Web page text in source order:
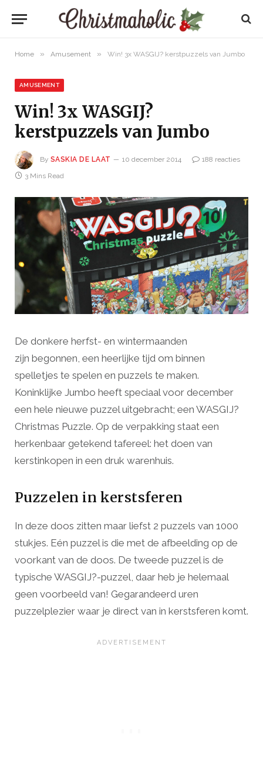
Home » Amusement » Win! 3x WASGIJ? kerstpuzzels van Jumbo
AMUSEMENT
Win! 3x WASGIJ?
kerstpuzzels van Jumbo
By SASKIA DE LAAT 10 december 2014
188 reacties
3 Mins Read
De donkere herfst- en wintermaanden
zijn begonnen, een heerlijke tijd om binnen
spelletjes te spelen en puzzels te maken.
Koninklijke Jumbo heeft speciaal voor december
een hele nieuwe puzzel uitgebracht; een WASGIJ?
Christmas Puzzle. Op de verpakking staat een
herkenbaar getekend tafereel: het doen van
kerstinkopen in een druk warenhuis.
Puzzelen in kerstsferen
In deze doos zitten maar liefst 2 puzzels van 1000
stukjes. Eén puzzel is die met de afbeelding op de
voorkant van de doos. De tweede puzzel is de
typische WASGIJ?-puzzel, daar heb je helemaal
geen voorbeeld van! Gegarandeerd uren
puzzelplezier waar je direct van in kerstsferen komt.